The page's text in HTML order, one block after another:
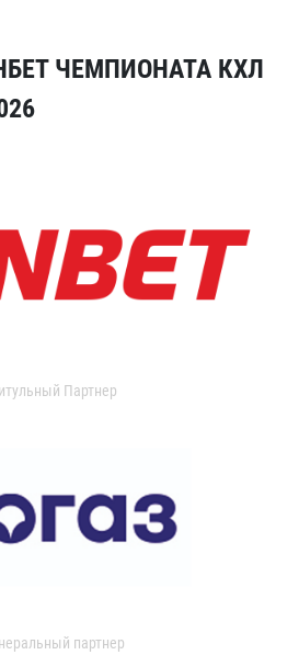
ЧЕМПИОНАТА КХЛ
Партнер
партнер